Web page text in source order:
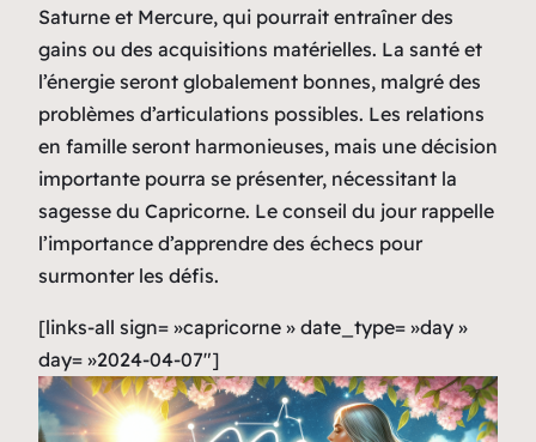
Saturne et Mercure, qui pourrait entraîner des
gains ou des acquisitions matérielles. La santé et
l’énergie seront globalement bonnes, malgré des
problèmes d’articulations possibles. Les relations
en famille seront harmonieuses, mais une décision
importante pourra se présenter, nécessitant la
sagesse du Capricorne. Le conseil du jour rappelle
l’importance d’apprendre des échecs pour
surmonter les défis.
[links-all sign= »capricorne » date_type= »day »
day= »2024-04-07″]